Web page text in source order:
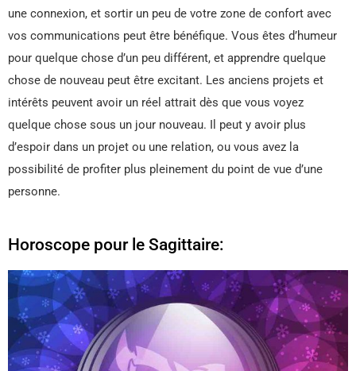
une connexion, et sortir un peu de votre zone de confort avec
vos communications peut être bénéfique. Vous êtes d’humeur
pour quelque chose d’un peu différent, et apprendre quelque
chose de nouveau peut être excitant. Les anciens projets et
intérêts peuvent avoir un réel attrait dès que vous voyez
quelque chose sous un jour nouveau. Il peut y avoir plus
d’espoir dans un projet ou une relation, ou vous avez la
possibilité de profiter plus pleinement du point de vue d’une
personne.
Horoscope pour le Sagittaire: